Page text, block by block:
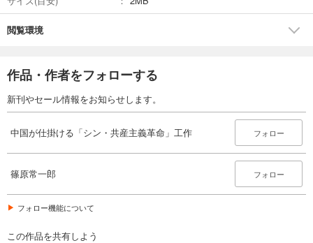
閲覧環境
作品・作者をフォローする
新刊やセール情報をお知らせします。
中国が仕掛ける「シン・共産主義革命」工作 フォロー
篠原常一郎 フォロー
フォロー機能について
この作品を共有しよう